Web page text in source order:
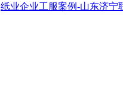
纸业企业工服案例-山东济宁